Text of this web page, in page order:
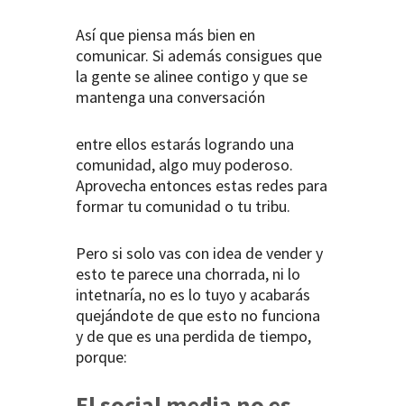
Así que piensa más bien en
comunicar. Si además consigues que
la gente se alinee contigo y que se
mantenga una conversación
entre ellos estarás logrando una
comunidad, algo muy poderoso.
Aprovecha entonces estas redes para
formar tu comunidad o tu tribu.
Pero si solo vas con idea de vender y
esto te parece una chorrada, ni lo
intetnaría, no es lo tuyo y acabarás
quejándote de que esto no funciona
y de que es una perdida de tiempo,
porque: